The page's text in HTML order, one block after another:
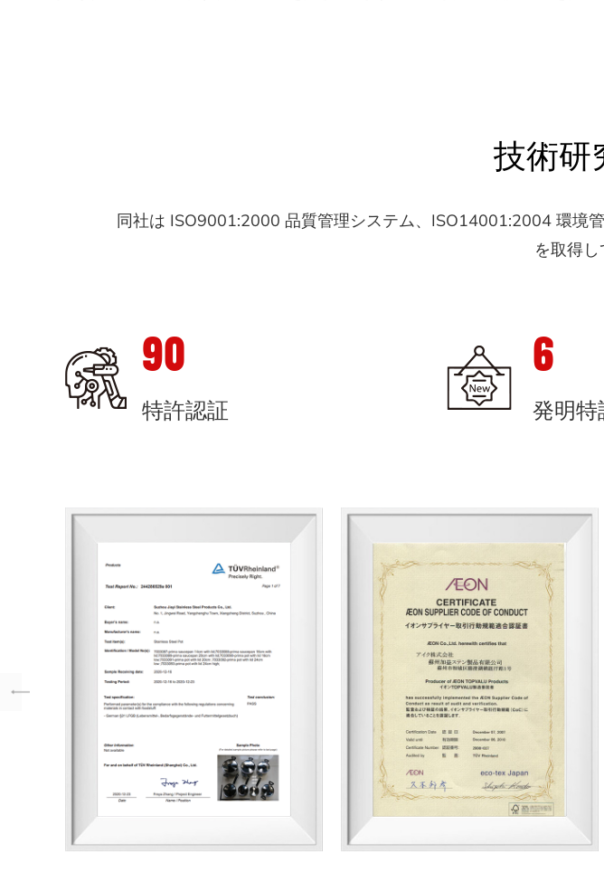
技術研
同社は ISO9001:2000 品質管理システム、ISO14001:2004 環境
を取得し
90
特許認証
6
発明特